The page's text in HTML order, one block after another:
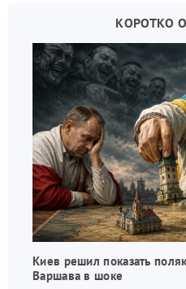
КОРОТКО
Киев решил показать
Варшава в шоке